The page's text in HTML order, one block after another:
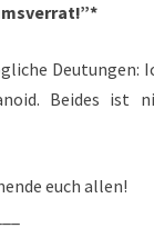
Deutungen:
Beides ist
euch allen!